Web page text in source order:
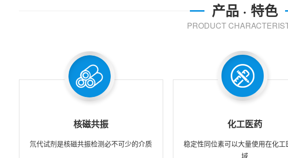
产品 · 特色
PRODUCT
核磁共振
氘代试剂是核磁共振检测必不可少的介质
化工医药
稳定性同位素可以大量使用在化工
域